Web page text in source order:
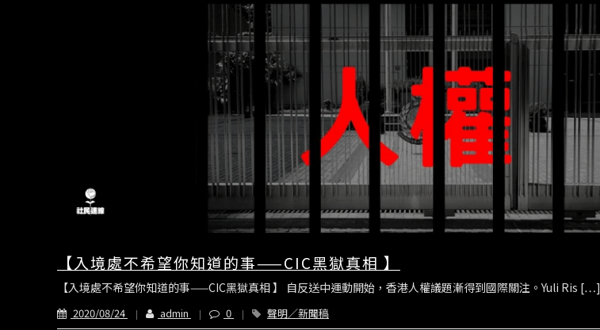
【入境處不希望你知道的事——CIC黑獄真相 】
【入境處不希望你知道的事——CIC黑獄真相 】 自反送中運動開始，香港人權議題漸得到國際關注。Yuli Ris […]
2020/08/24 admin 0 聲明／新聞稿